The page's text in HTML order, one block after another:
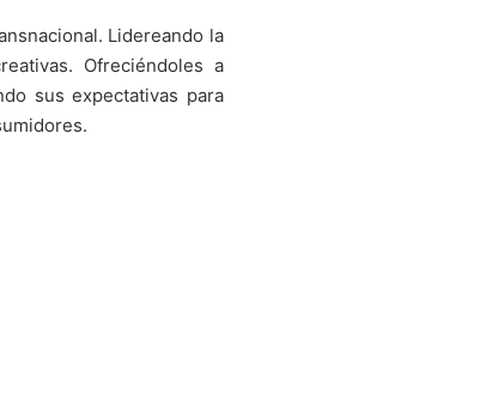
Lidereando la
Ofreciéndoles a
sus expectativas para